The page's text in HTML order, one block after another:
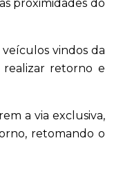
proximidades do
veículos vindos da
realizar retorno e
a via exclusiva,
retomando o